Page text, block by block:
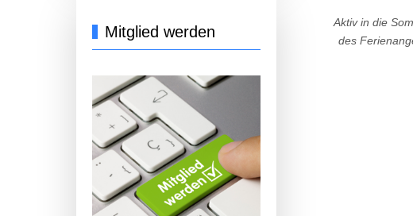
Mitglied werden
Aktiv in die
des